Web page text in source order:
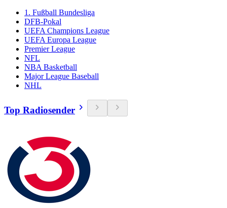
1. Fußball Bundesliga
DFB-Pokal
UEFA Champions League
UEFA Europa League
Premier League
NFL
NBA Basketball
Major League Baseball
NHL
Top Radiosender